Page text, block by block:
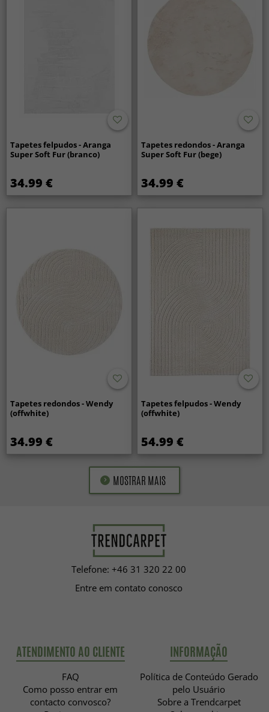
Tapetes felpudos - Aranga
Super Soft Fur (branco)
34.99 €
Tapetes redondos - Aranga
Super Soft Fur (bege)
34.99 €
Tapetes redondos - Wendy
(offwhite)
34.99 €
Tapetes felpudos - Wendy
(offwhite)
54.99 €
MOSTRAR MAIS
Telefone: +46 31 320 22 00
Entre em contato conosco
ATENDIMENTO AO CLIENTE
FAQ
Como posso entrar em
contacto convosco?
INFORMAÇÃO
Política de Conteúdo Gerado
pelo Usuário
Sobre a Trendcarpet